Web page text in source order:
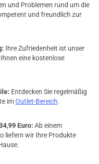
und Problemen rund um die
und freundlich zur
Ihre Zufriedenheit ist unser
eine kostenlose
Entdecken Sie regelmäßig
imOutlet-Bereich.
Euro: Ab einem
liefern wir Ihre Produkte